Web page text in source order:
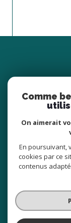
© 2026 | TOUS
Comme
On aimerait
En poursuivant,
cookies par ce
contenus